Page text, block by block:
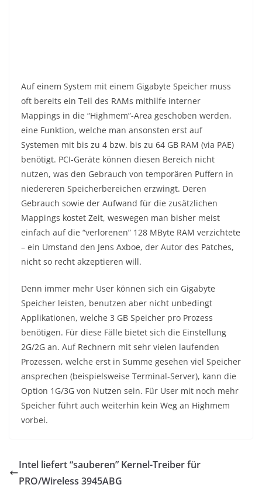
Auf einem System mit einem Gigabyte Speicher muss
oft bereits ein Teil des RAMs mithilfe interner
Mappings in die “Highmem”-Area geschoben werden,
eine Funktion, welche man ansonsten erst auf
Systemen mit bis zu 4 bzw. bis zu 64 GB RAM (via PAE)
benötigt. PCI-Geräte können diesen Bereich nicht
nutzen, was den Gebrauch von temporären Puffern in
niedereren Speicherbereichen erzwingt. Deren
Gebrauch sowie der Aufwand für die zusätzlichen
Mappings kostet Zeit, weswegen man bisher meist
einfach auf die “verlorenen” 128 MByte RAM verzichtete
– ein Umstand den Jens Axboe, der Autor des Patches,
nicht so recht akzeptieren will.
Denn immer mehr User können sich ein Gigabyte
Speicher leisten, benutzen aber nicht unbedingt
Applikationen, welche 3 GB Speicher pro Prozess
benötigen. Für diese Fälle bietet sich die Einstellung
2G/2G an. Auf Rechnern mit sehr vielen laufenden
Prozessen, welche erst in Summe gesehen viel Speicher
ansprechen (beispielsweise Terminal-Server), kann die
Option 1G/3G von Nutzen sein. Für User mit noch mehr
Speicher führt auch weiterhin kein Weg an Highmem
vorbei.
Intel liefert “sauberen” Kernel-Treiber für
PRO/Wireless 3945ABG